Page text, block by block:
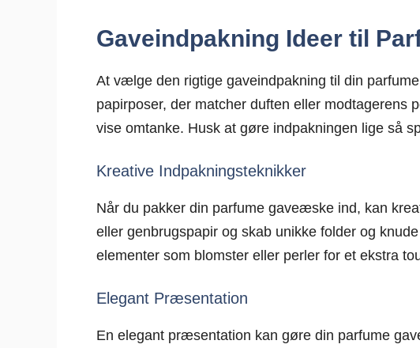
Gaveindpakning Ideer til
At vælge den rigtige gaveindpakning til din
papirposer, der matcher duften eller
vise omtanke. Husk at gøre indpakningen lige så
Kreative Indpakningsteknikker
Når du pakker din parfume gaveæske ind, kan
eller genbrugspapir og skab unikke folder og
elementer som blomster eller perler for et ekstra
Elegant Præsentation
En elegant præsentation kan gøre din parfume